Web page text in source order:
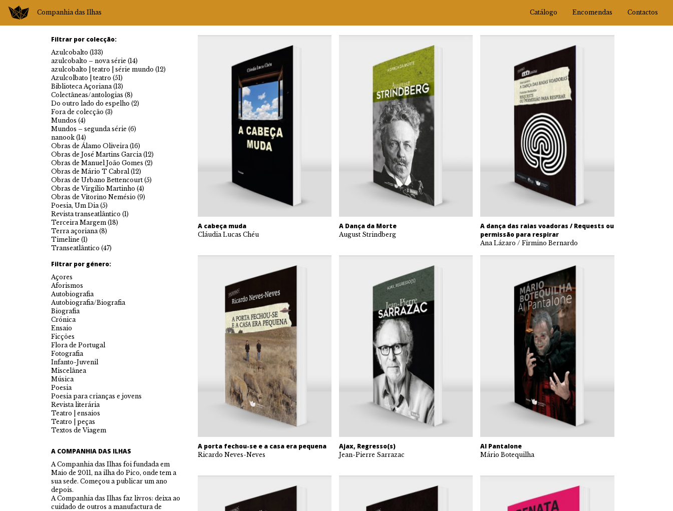
Companhia das Ilhas Catálogo Encomendas Contactos
A cabeça muda
Cláudia Lucas Chéu
A Dança da Morte
August Strindberg
A dança das raias voadoras / Requests ou
permissão para respirar
Ana Lázaro / Firmino Bernardo
A porta fechou-se e a casa era pequena
Ricardo Neves-Neves
Ajax, Regresso(s)
Jean-Pierre Sarrazac
Al Pantalone
Mário Botequilha
Filtrar por colecção:
Azulcobalto (133)
azulcobalto – nova série (14)
azulcobalto | teatro | série mundo (12)
Azulcolbato | teatro (51)
Biblioteca Açoriana(13)
Colectâneas/antologias (8)
Do outro lado do espelho (2)
Fora de colecção (3)
Mundos (4)
Mundos – segunda série (6)
nanook (14)
Obras de Álamo Oliveira(16)
Obras de José Martins Garcia(12)
Obras de Manuel João Gomes (2)
Obras de Mário T Cabral(12)
Obras de Urbano Bettencourt (5)
Obras de Virgílio Martinho (4)
Obras de Vitorino Nemésio (9)
Poesia, Um Dia(5)
Revista transeatlântico (1)
Terceira Margem (18)
Terra açoriana(8)
Timeline (1)
Transeatlântico (47)
Filtrar por género:
Açores
Aforismos
Autobiografia
Autobiografia/Biografia
Biografia
Crónica
Ensaio
Ficções
Flora de Portugal
Fotografia
Infanto-Juvenil
Miscelânea
Música
Poesia
Poesia para crianças e jovens
Revista literária
Teatro | ensaios
Teatro | peças
Textos de Viagem
A COMPANHIA DAS ILHAS
A Companhia das Ilhas foi fundada em
Maio de 2011, na ilha do Pico, onde tem a
sua sede. Começou a publicar um ano
depois.
A Companhia das Ilhas faz livros: deixa ao
cuidado de outros a manufactura de